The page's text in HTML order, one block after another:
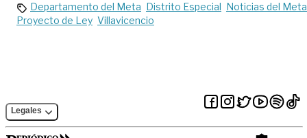
Departamento del Meta Distrito Especial Noticias del Meta
Proyecto de Ley Villavicencio
Legales